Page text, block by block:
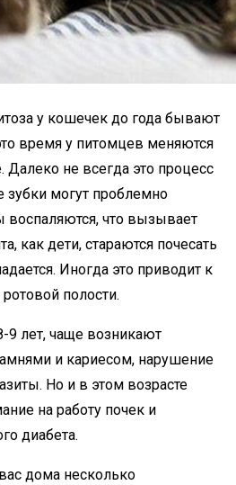
у кошечек до года бывают
время у питомцев меняются
не всегда это процесс
зубки могут проблемно
воспаляются, что вызывает
как дети, стараются почесать
Иногда это приводит к
полости.
лет, чаще возникают
и кариесом, нарушение
Но и в этом возрасте
на работу почек и
диабета.
дома несколько